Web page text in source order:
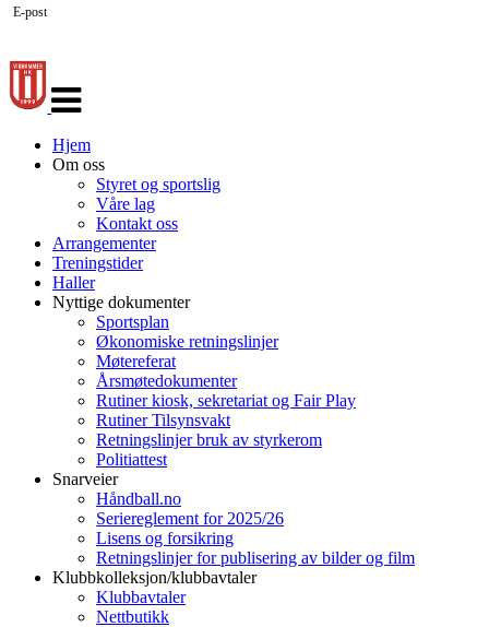
navigasjon
Hjem
Om oss
Styret og sportslig
Våre lag
Kontakt oss
Arrangementer
Treningstider
Haller
Nyttige dokumenter
Sportsplan
Økonomiske retningslinjer
Møtereferat
Årsmøtedokumenter
Rutiner kiosk, sekretariat og Fair Play
Rutiner Tilsynsvakt
Retningslinjer bruk av styrkerom
Politiattest
Snarveier
Håndball.no
Seriereglement for 2025/26
Lisens og forsikring
Retningslinjer for publisering av bilder og film
Klubbkolleksjon/klubbavtaler
Klubbavtaler
Nettbutikk
E-post